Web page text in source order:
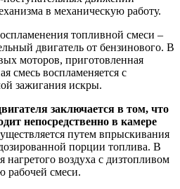
в механическую работу.
топливной смеси –
двигатель от бензинового. В
моторов, приготовленная
смесь воспламеняется с
зажигания искры.
заключается в том, что
непосредственно в камере
путем впрыскивания
порции топлива. В
нагретого воздуха с дизтопливом
рабочей смеси.